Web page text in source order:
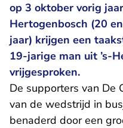
op 3 oktober vorig
Hertogenbosch (20
jaar) krijgen een
19-jarige man uit ’s-
vrijgesproken.
De supporters van De
van de wedstrijd in
benaderd door een